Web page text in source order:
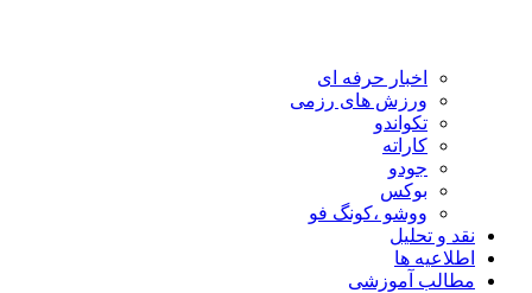
اخبار حرفه ای
ورزش های رزمی
تکواندو
کاراته
جودو
بوکس
ووشو ،کونگ فو
نقد و تحلیل
اطلاعیه ها
مطالب آموزشی